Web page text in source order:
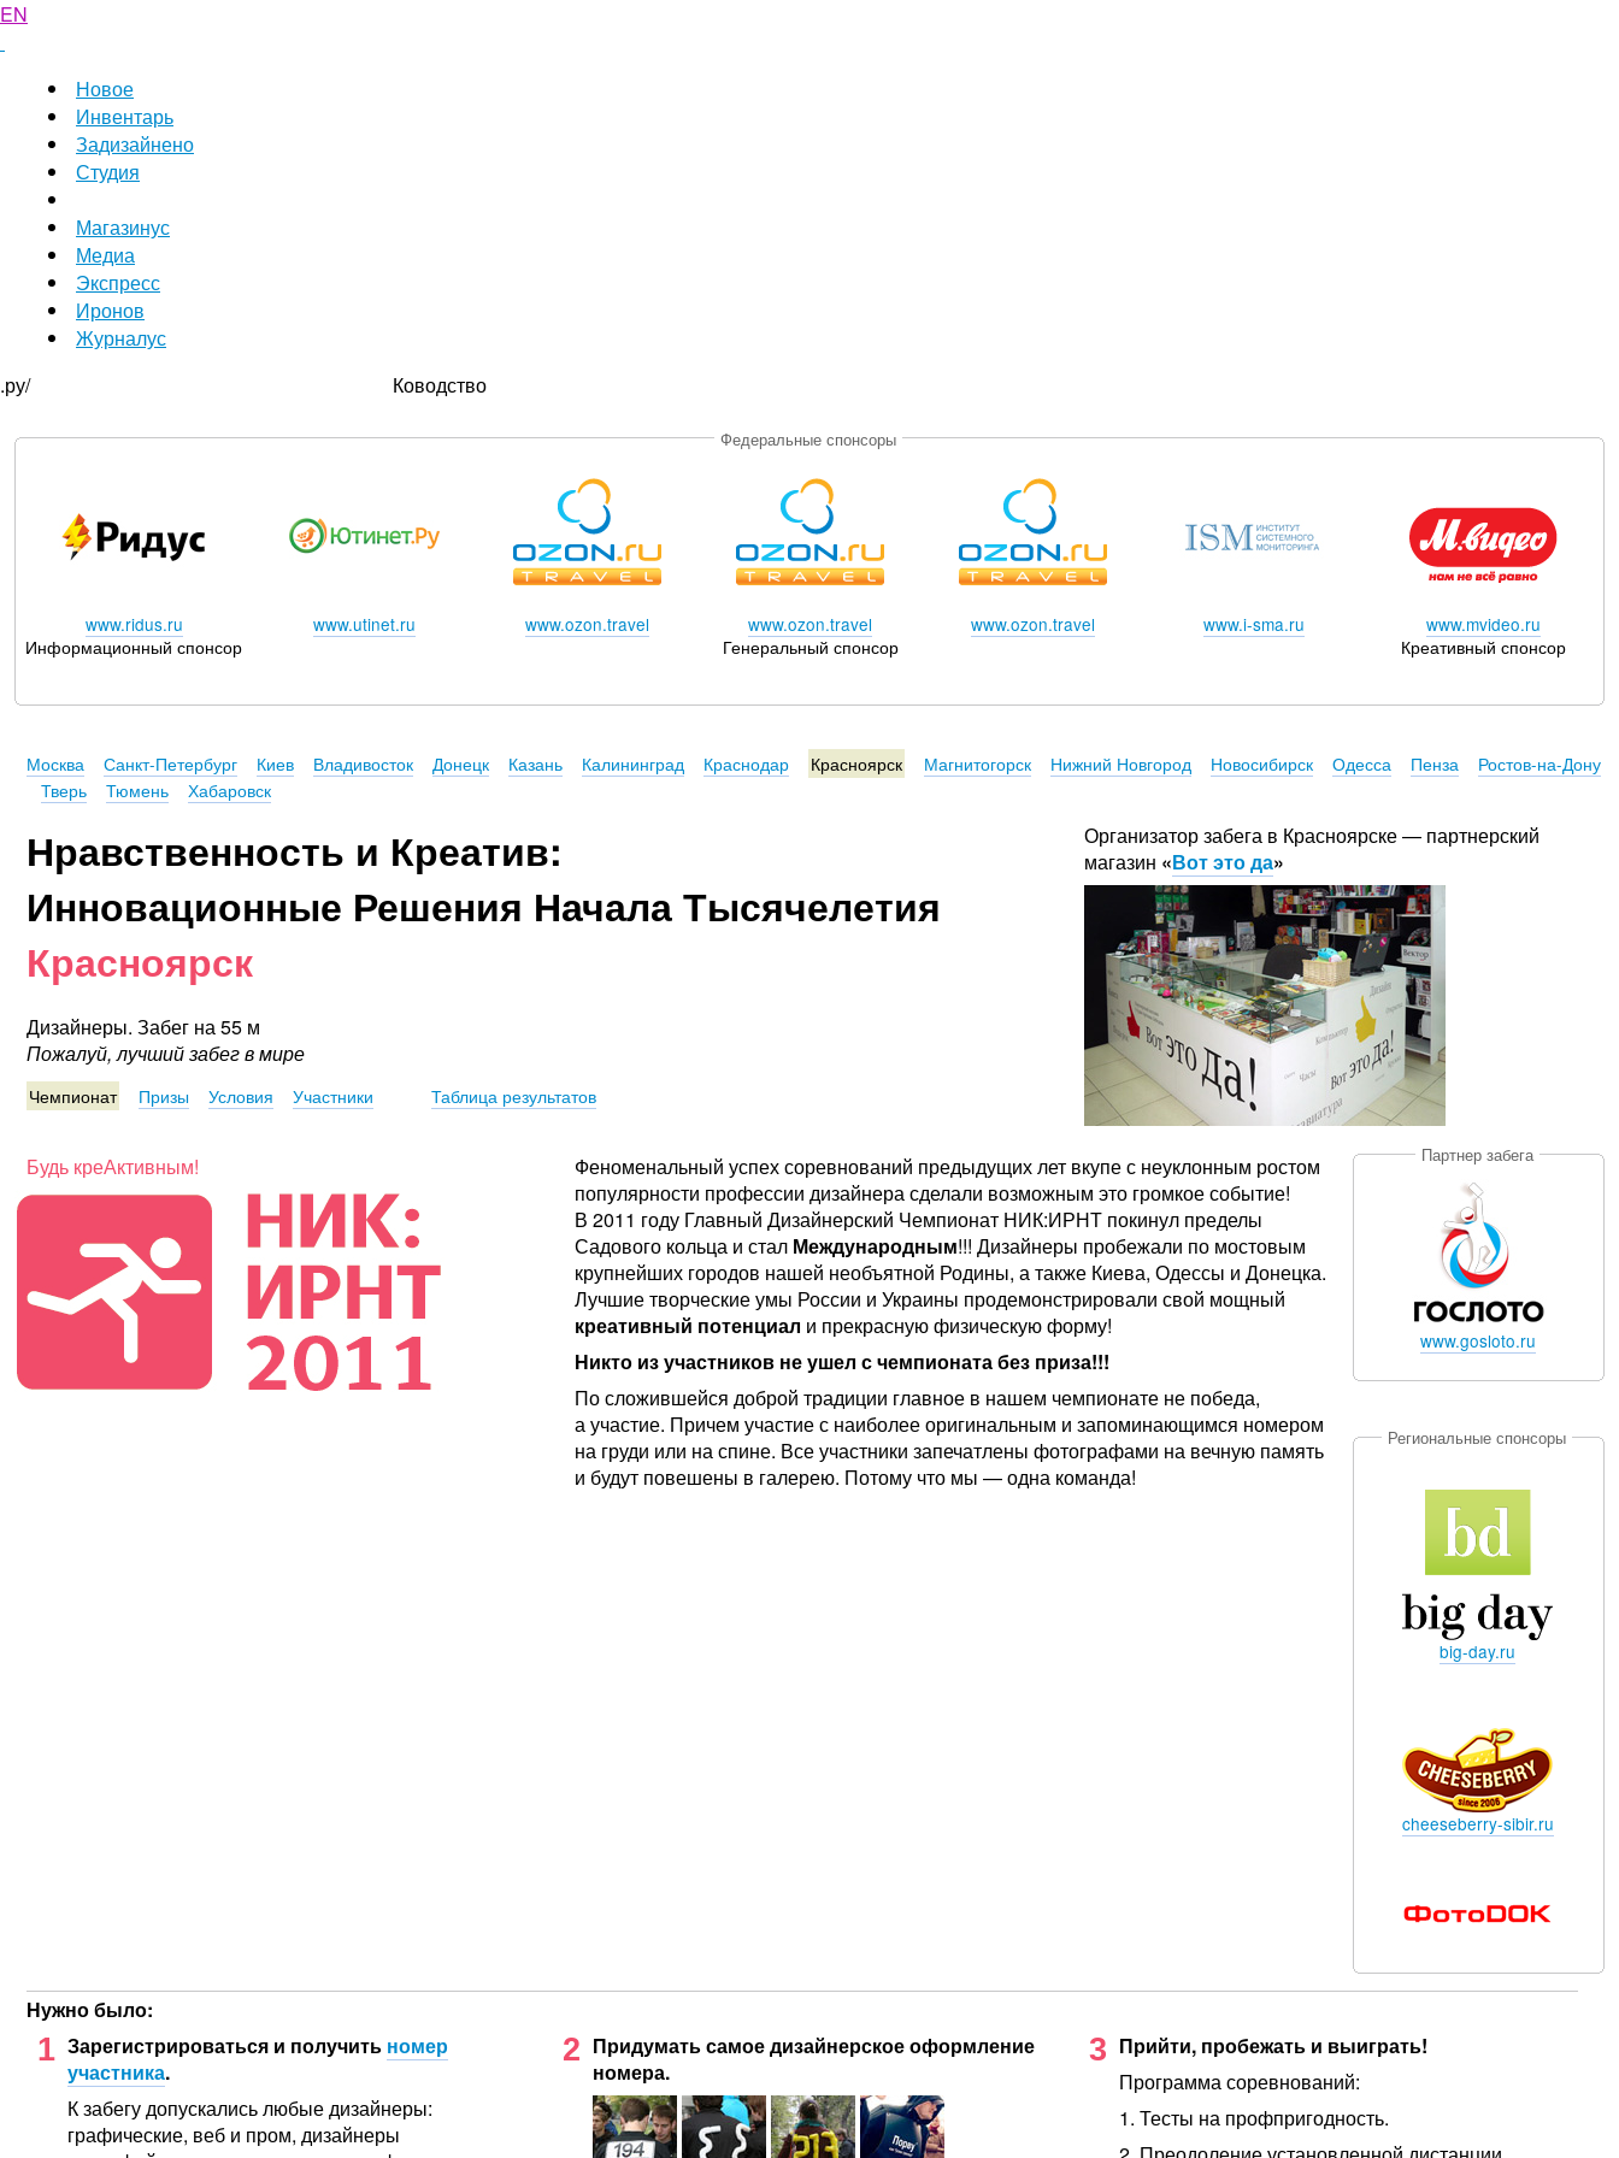
EN
Новое
Инвентарь
Задизайнено
Студия
Магазинус
Медиа
Экспресс
Иронов
Журналус
.ру/
Ководство
Федеральные спонсоры
www.ridus.ru
Информационный спонсор
www.utinet.ru www.ozon.travel
www.ozon.travel
Генеральный спонсор
www.ozon.travel www.i-sma.ru
www.mvideo.ru
Креативный спонсор
Москва Санкт-Петербург Киев Владивосток Донецк Казань Калининград Краснодар Красноярск Магнитогорск Нижний Новгород Новосибирск Одесса Пенза
Ростов-на-Дону
Тверь
Тюмень Хабаровск
Нравственность и Креатив:
Инновационные Решения Начала Тысячелетия
Красноярск
Дизайнеры. Забег на 55 м
Пожалуй, лучший забег в мире
Чемпионат Призы Условия Участники Таблица результатов
Организатор забега в Красноярске — партнерский
магазин «Вот это да»
Будь креАктивным!
Феноменальный успех соревнований предыдущих лет вкупе с неуклонным ростом
популярности профессии дизайнера сделали возможным это громкое событие!
В 2011 году Главный Дизайнерский Чемпионат НИК:ИРНТ покинул пределы
Садового кольца и стал Международным!!! Дизайнеры пробежали по мостовым
крупнейших городов нашей необъятной Родины, а также Киева, Одессы и Донецка.
Лучшие творческие умы России и Украины продемонстрировали свой мощный
креативный потенциал и прекрасную физическую форму!
Никто из участников не ушел с чемпионата без приза!!!
По сложившейся доброй традиции главное в нашем чемпионате не победа,
а участие. Причем участие с наиболее оригинальным и запоминающимся номером
на груди или на спине. Все участники запечатлены фотографами на вечную память
и будут повешены в галерею. Потому что мы — одна команда!
Партнер забега
www.gosloto.ru
Региональные спонсоры
big-day.ru
cheeseberry-sibir.ru
Нужно было:
1 Зарегистрироваться и получить номер
участника.
К забегу допускались любые дизайнеры:
графические, веб и пром, дизайнеры
2 Придумать самое дизайнерское оформление
номера.
3 Прийти, пробежать и выиграть!
Программа соревнований:
1. Тесты на профпригодность.